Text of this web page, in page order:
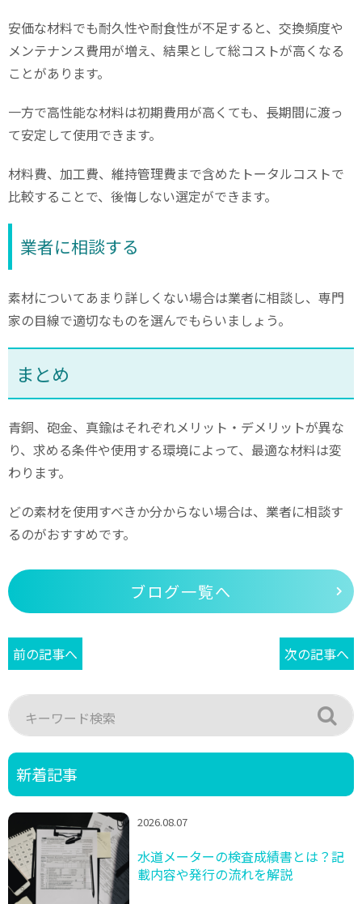
安価な材料でも耐久性や耐食性が不足すると、交換頻度や
メンテナンス費用が増え、結果として総コストが高くなる
ことがあります。
一方で高性能な材料は初期費用が高くても、長期間に渡っ
て安定して使用できます。
材料費、加工費、維持管理費まで含めたトータルコストで
比較することで、後悔しない選定ができます。
業者に相談する
素材についてあまり詳しくない場合は業者に相談し、専門
家の目線で適切なものを選んでもらいましょう。
まとめ
青銅、砲金、真鍮はそれぞれメリット・デメリットが異な
り、求める条件や使用する環境によって、最適な材料は変
わります。
どの素材を使用すべきか分からない場合は、業者に相談す
るのがおすすめです。
ブログ一覧へ
前の記事へ 次の記事へ
新着記事
2026.08.07
水道メーターの検査成績書とは？記
載内容や発行の流れを解説